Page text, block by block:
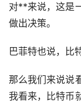
对**来说，这是
做出决策。
巴菲特也说，比
那么我们来说说
我看来，比特币